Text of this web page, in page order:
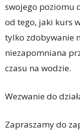
swojego poziomu
od tego, jaki kurs
tylko zdobywanie
niezapomniana
czasu na wodzie.
Wezwanie do
Zapraszamy do